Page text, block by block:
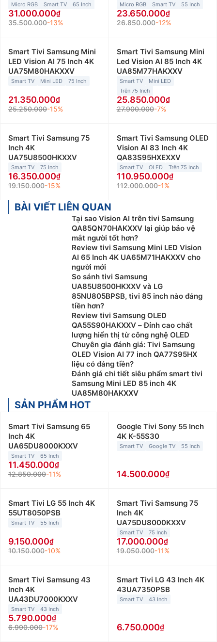
Micro RGB Smart TV 65 Inch
31.000.000
35.500.000-13%
Micro RGB Smart TV 55 Inch
23.650.000
26.850.000-12%
Smart Tivi Samsung Mini
LED Vision AI 75 Inch 4K
UA75M80HAKXXV
Smart TV Mini LED 75 Inch
21.350.000
25.250.000-15%
Smart Tivi Samsung Mini
Led Vision AI 85 Inch 4K
UA85M77HAKXXV
Smart TV
Mini LED
Trên 75 Inch
25.850.000
27.900.000-7%
Smart Tivi Samsung 75
Inch 4K
UA75U8500HKXXV
Smart TV 75 Inch
16.350.000
19.150.000-15%
Smart Tivi Samsung OLED
Vision AI 83 Inch 4K
QA83S95HXEXXV
Smart TV OLED Trên 75 Inch
110.950.000
112.000.000-1%
BÀI VIẾT LIÊN QUAN
Tại sao Vision AI trên tivi Samsung
QA85QN70HAKXXV lại giúp bảo vệ
mắt người tốt hơn?
Review tivi Samsung Mini LED Vision
AI 65 Inch 4K UA65M71HAKXXV cho
người mới
So sánh tivi Samsung
UA85U8500HKXXV và LG
85NU805BPSB, tivi 85 inch nào đáng
tiền hơn?
Review tivi Samsung OLED
QA55S90HAKXXV – Đỉnh cao chất
lượng hiển thị từ công nghệ OLED
Chuyên gia đánh giá: Tivi Samsung
OLED Vision AI 77 inch QA77S95HX
liệu có đáng tiền?
Đánh giá chi tiết siêu phẩm smart tivi
Samsung Mini LED 85 inch 4K
UA85M80HAKXXV
SẢN PHẨM HOT
Smart Tivi Samsung 65
Inch 4K
UA65DU8000KXXV
Smart TV 65 Inch
11.450.000
12.850.000-11%
Google Tivi Sony 55 Inch
4K K-55S30
Smart TV Google TV 55 Inch
14.500.000
Smart Tivi LG 55 Inch 4K
55UT8050PSB
Smart TV 55 Inch
9.150.000
10.150.000-10%
Smart Tivi Samsung 75
Inch 4K
UA75DU8000KXXV
Smart TV 75 Inch
17.000.000
19.050.000-11%
Smart Tivi Samsung 43
Inch 4K
UA43DU7000KXXV
Smart TV 43 Inch
5.790.000
6.990.000-17%
Smart Tivi LG 43 Inch 4K
43UA7350PSB
Smart TV 43 Inch
6.750.000